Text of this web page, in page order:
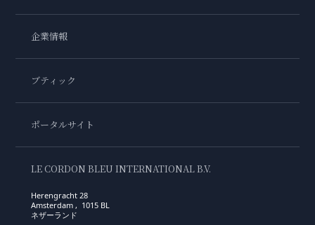
企業情報
ブティック
ポータルサイト
LE CORDON BLEU INTERNATIONAL B.V.
Herengracht 28
Amsterdam , 1015 BL
ネザーランド